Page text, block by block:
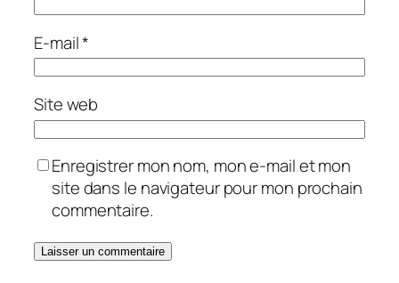
E-mail*
Site web
Enregistrer mon nom, mon e-mail et mon
site dans le navigateur pour mon prochain
commentaire.